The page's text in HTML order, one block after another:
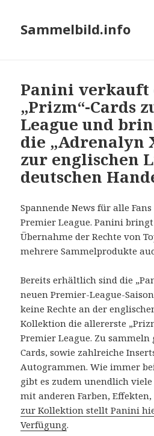
Sammelbild.info
Panini verkauft
„Prizm“-Cards
League und
die „Adrenalyn
zur englischen
deutschen
Spannende News für alle
Premier League. Panini
Übernahme der Rechte von
mehrere Sammelprodukte
Bereits erhältlich sind die
neuen Premier-League-
keine Rechte an der
Kollektion die allererste
Premier League. Zu sammeln
Cards, sowie zahlreiche
Autogrammen. Wie immer
gibt es zudem unendlich
mit anderen Farben,
zur Kollektion stellt Panini
Verfügung.